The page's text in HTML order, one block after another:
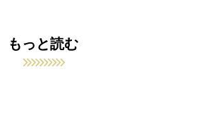
もっと読む